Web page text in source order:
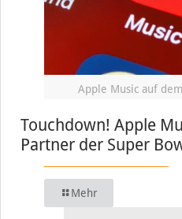
Apple Music auf
Touchdown! Apple
Partner der Super
Mehr